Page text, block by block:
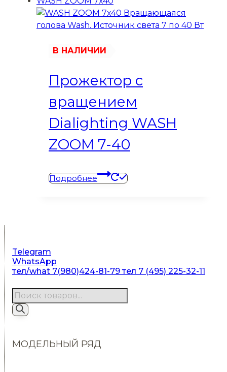
В НАЛИЧИИ
Прожектор с
вращением
Dialighting WASH
ZOOM 7-40
Подробнее
Telegram
WhatsApp
тел/what 7(980)424-81-79тел 7 (495) 225-32-11
Поиск
товаров
МОДЕЛЬНЫЙ РЯД